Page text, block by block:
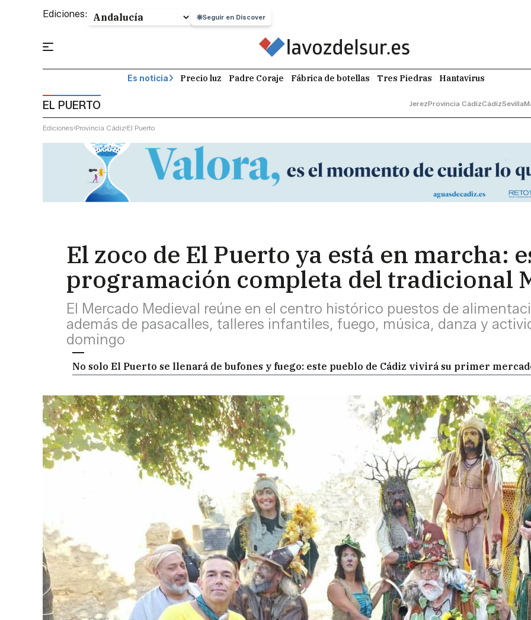
Ediciones: Seguir en Discover
Es noticia Precio luz Padre Coraje Fábrica de botellas Tres Piedras Hantavirus
EL PUERTO JerezProvincia CádizCádizSevilla
Ediciones Provincia Cádiz El Puerto
El zoco de El Puerto ya está en marcha:
programación completa del tradicional
El Mercado Medieval reúne en el centro histórico puestos de
además de pasacalles, talleres infantiles, fuego, música, danza y
domingo
No solo El Puerto se llenará de bufones y fuego: este pueblo de Cádiz vivirá su primer